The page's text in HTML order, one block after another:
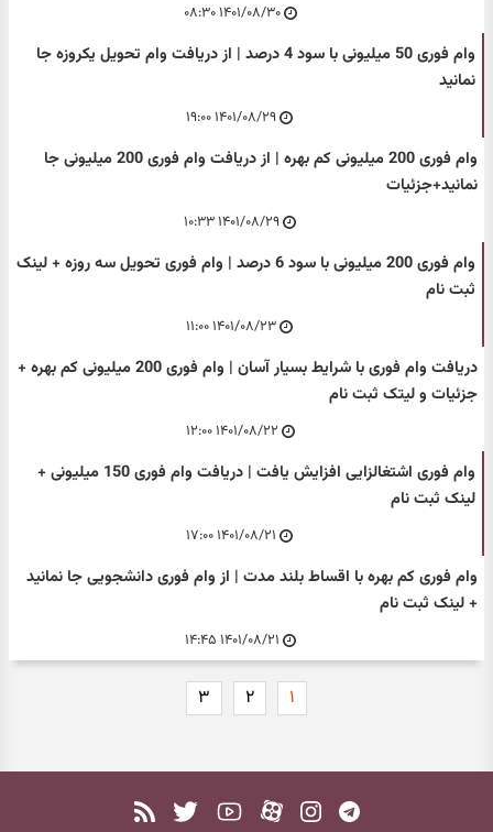
۱۴۰۱/۰۸/۳۰ ۰۸:۳۰
وام فوری 50 میلیونی با سود 4 درصد | از دریافت وام تحویل یکروزه جا
نمانید
۱۴۰۱/۰۸/۲۹ ۱۹:۰۰
وام فوری 200 میلیونی کم بهره | از دریافت وام فوری 200 میلیونی جا
نمانید+جزئیات
۱۴۰۱/۰۸/۲۹ ۱۰:۳۳
وام فوری 200 میلیونی با سود 6 درصد | وام فوری تحویل سه روزه + لینک
ثبت نام
۱۴۰۱/۰۸/۲۳ ۱۱:۰۰
دریافت وام فوری با شرایط بسیار آسان | وام فوری 200 میلیونی کم بهره +
جزئیات و لیتک ثبت نام
۱۴۰۱/۰۸/۲۲ ۱۲:۰۰
وام فوری اشتغالزایی افزایش یافت | دریافت وام فوری 150 میلیونی +
لینک ثبت نام
۱۴۰۱/۰۸/۲۱ ۱۷:۰۰
وام فوری کم بهره با اقساط بلند مدت | از وام فوری دانشجویی جا نمانید
+ لینک ثبت نام
۱۴۰۱/۰۸/۲۱ ۱۴:۴۵
۱ ۲ ۳